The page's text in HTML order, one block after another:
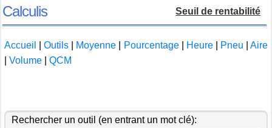
Calculis Seuil de rentabilité
Accueil Outils Moyenne Pourcentage Heure Pneu
Aire
Volume QCM
Rechercher un outil (en entrant un mot clé):